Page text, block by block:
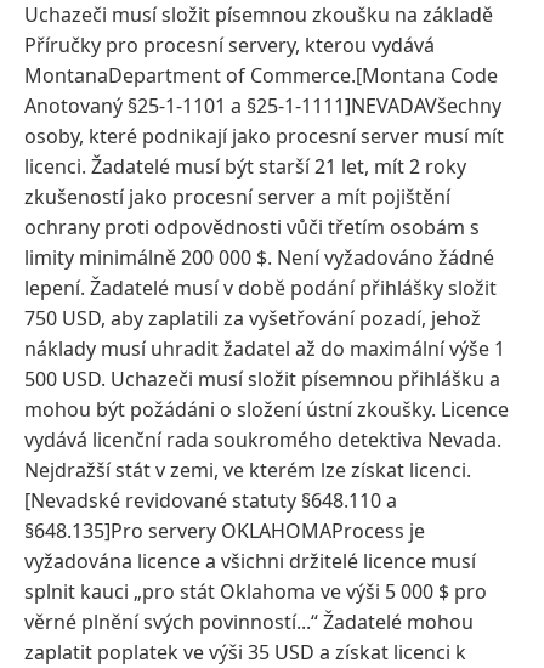
Uchazeči musí složit písemnou zkoušku na základě
Příručky pro procesní servery, kterou vydává
MontanaDepartment of Commerce.[Montana Code
Anotovaný §25-1-1101 a §25-1-1111]NEVADAVšechny
osoby, které podnikají jako procesní server musí mít
licenci. Žadatelé musí být starší 21 let, mít 2 roky
zkušeností jako procesní server a mít pojištění
ochrany proti odpovědnosti vůči třetím osobám s
limity minimálně 200 000 $. Není vyžadováno žádné
lepení. Žadatelé musí v době podání přihlášky složit
750 USD, aby zaplatili za vyšetřování pozadí, jehož
náklady musí uhradit žadatel až do maximální výše 1
500 USD. Uchazeči musí složit písemnou přihlášku a
mohou být požádáni o složení ústní zkoušky. Licence
vydává licenční rada soukromého detektiva Nevada.
Nejdražší stát v zemi, ve kterém lze získat licenci.
[Nevadské revidované statuty §648.110 a
§648.135]Pro servery OKLAHOMAProcess je
vyžadována licence a všichni držitelé licence musí
splnit kauci „pro stát Oklahoma ve výši 5 000 $ pro
věrné plnění svých povinností...“ Žadatelé mohou
zaplatit poplatek ve výši 35 USD a získat licenci k